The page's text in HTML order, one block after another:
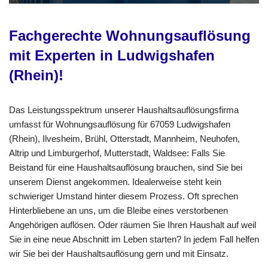
Fachgerechte Wohnungsauflösung
mit Experten in Ludwigshafen
(Rhein)!
Das Leistungsspektrum unserer Haushaltsauflösungsfirma
umfasst für Wohnungsauflösung für 67059 Ludwigshafen
(Rhein), Ilvesheim, Brühl, Otterstadt, Mannheim, Neuhofen,
Altrip und Limburgerhof, Mutterstadt, Waldsee: Falls Sie
Beistand für eine Haushaltsauflösung brauchen, sind Sie bei
unserem Dienst angekommen. Idealerweise steht kein
schwieriger Umstand hinter diesem Prozess. Oft sprechen
Hinterbliebene an uns, um die Bleibe eines verstorbenen
Angehörigen auflösen. Oder räumen Sie Ihren Haushalt auf weil
Sie in eine neue Abschnitt im Leben starten? In jedem Fall helfen
wir Sie bei der Haushaltsauflösung gern und mit Einsatz.